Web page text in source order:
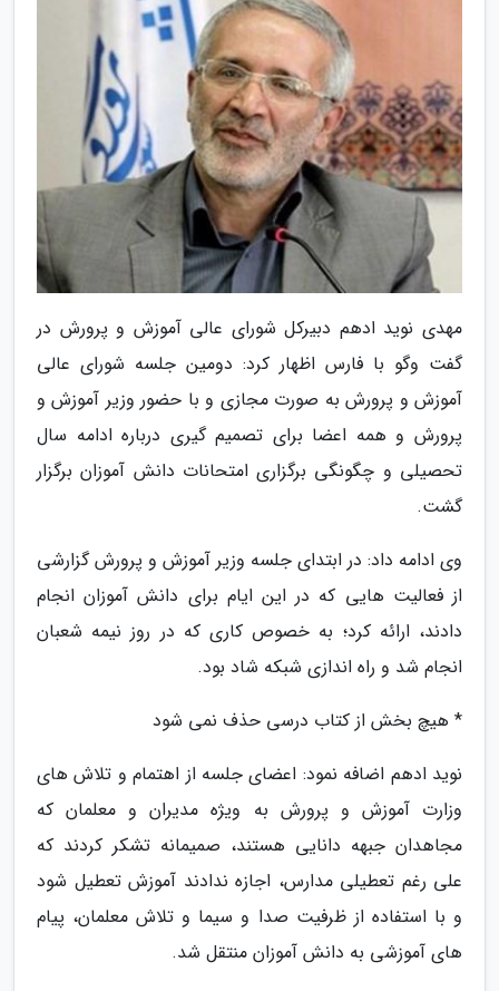
مهدی نوید ادهم دبیرکل شورای عالی آموزش و پرورش در
گفت وگو با فارس اظهار کرد: دومین جلسه شورای عالی
آموزش و پرورش به صورت مجازی و با حضور وزیر آموزش و
پرورش و همه اعضا برای تصمیم گیری درباره ادامه سال
تحصیلی و چگونگی برگزاری امتحانات دانش آموزان برگزار
گشت.
وی ادامه داد: در ابتدای جلسه وزیر آموزش و پرورش گزارشی
از فعالیت هایی که در این ایام برای دانش آموزان انجام
دادند، ارائه کرد؛ به خصوص کاری که در روز نیمه شعبان
انجام شد و راه اندازی شبکه شاد بود.
* هیچ بخش از کتاب درسی حذف نمی شود
نوید ادهم اضافه نمود: اعضای جلسه از اهتمام و تلاش های
وزارت آموزش و پرورش به ویژه مدیران و معلمان که
مجاهدان جبهه دانایی هستند، صمیمانه تشکر کردند که
علی رغم تعطیلی مدارس، اجازه ندادند آموزش تعطیل شود
و با استفاده از ظرفیت صدا و سیما و تلاش معلمان، پیام
های آموزشی به دانش آموزان منتقل شد.